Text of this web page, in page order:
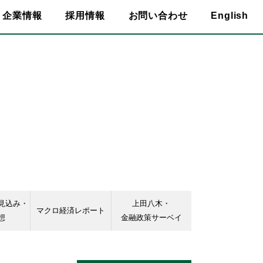
企業情報 採用情報 お問い合わせ English
込み・
マクロ経済レポート
上田八木・
金融政策サーベイ